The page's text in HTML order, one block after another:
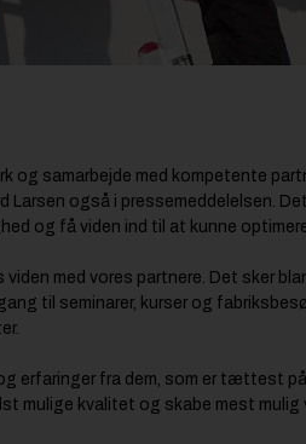
samarbejde med kompetente
også i pressemeddelelsen.
og få viden ind til at kunne
med vores partnere. Det sker
til seminarer, kurser og
erfaringer fra dem, som er tættest
mulige kvalitet og skabe mest